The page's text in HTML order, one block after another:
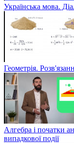
Українська мова.
Геометрія.
Алгебра і початки
випадкової події